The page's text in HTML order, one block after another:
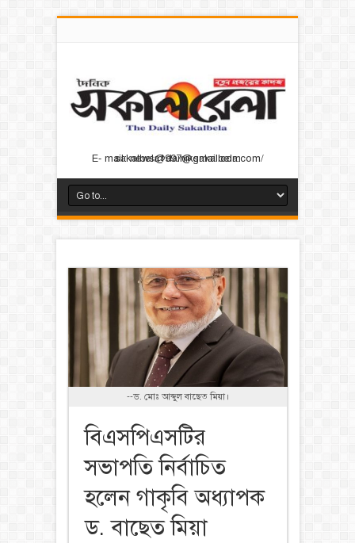
E- mail: news@dainiksakalbela.com/ sakalbela1997@gmail.com
--ড. মোঃ আব্দুল বাছেত মিয়া।
বিএসপিএসটির
সভাপতি নির্বাচিত
হলেন গাকৃবি অধ্যাপক
ড. বাছেত মিয়া